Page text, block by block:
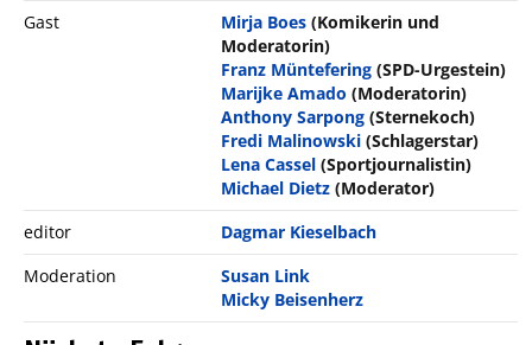
Gast
Mirja Boes (Komikerin und
Moderatorin)
Franz Müntefering (SPD-Urgestein)
Marijke Amado (Moderatorin)
Anthony Sarpong (Sternekoch)
Fredi Malinowski (Schlagerstar)
Lena Cassel (Sportjournalistin)
Michael Dietz (Moderator)
editor
Dagmar Kieselbach
Moderation
Susan Link
Micky Beisenherz